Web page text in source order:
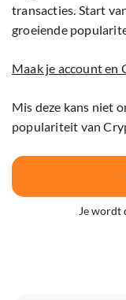
transacties. Start
groeiende
Maak je account en
Mis deze kans niet
populariteit van
Je wordt